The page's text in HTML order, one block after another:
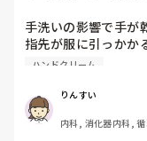
手洗いの影響で手が
指先が服に引っかか
なにかおすすめの
ハンドクリーム
りんすい
内科, 消化器内科,